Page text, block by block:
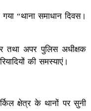
“थाना समाधान दिवस।
तथा अपर पुलिस अधीक्षक
की समस्याएं।
क्षेत्र के थानों पर सुनी